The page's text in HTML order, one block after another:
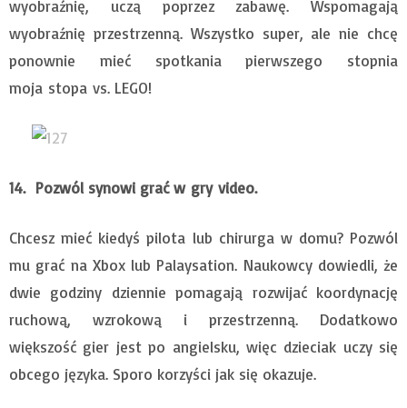
wyobraźnię, uczą poprzez zabawę. Wspomagają
wyobraźnię przestrzenną. Wszystko super, ale nie chcę
ponownie mieć spotkania pierwszego stopnia
moja stopa vs. LEGO!
14. Pozwól synowi grać w gry video.
Chcesz mieć kiedyś pilota lub chirurga w domu? Pozwól
mu grać na Xbox lub Palaysation. Naukowcy dowiedli, że
dwie godziny dziennie pomagają rozwijać koordynację
ruchową, wzrokową i przestrzenną. Dodatkowo
większość gier jest po angielsku, więc dzieciak uczy się
obcego języka. Sporo korzyści jak się okazuje.